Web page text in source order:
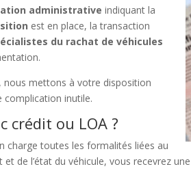
administrative indiquant la
est en place, la transaction
du rachat de véhicules
, nous mettons à votre disposition
inutile.
crédit ou LOA ?
charge toutes les formalités liées au
de l’état du véhicule, vous recevrez une